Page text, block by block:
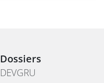
Dossiers
DEVGRU